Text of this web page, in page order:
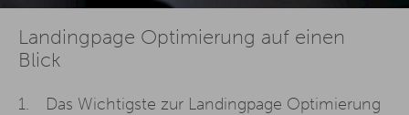
Landingpage Optimierung auf einen
Blick
Das Wichtigste zur Landingpage Optimierung